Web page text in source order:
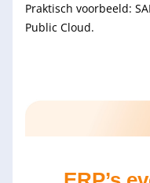
Praktisch voorbeeld:
Public Cloud.